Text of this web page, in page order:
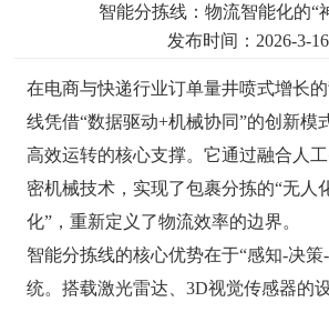
智能分拣线：物流智能化的“
发布时间：2026-3-16
在电商与快递行业订单量井喷式增长
线凭借“数据驱动+机械协同”的创新模
高效运转的核心支撑。它通过融合人
密机械技术，实现了包裹分拣的“无人
化”，重新定义了物流效率的边界。
智能分拣线的核心优势在于“感知-决策
统。搭载激光雷达、3D视觉传感器的